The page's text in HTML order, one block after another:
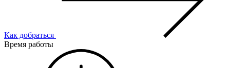
Как добраться
Время работы